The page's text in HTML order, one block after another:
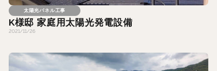
太陽光パネル工事
K様邸 家庭用太陽光発電設備
2021/11/26